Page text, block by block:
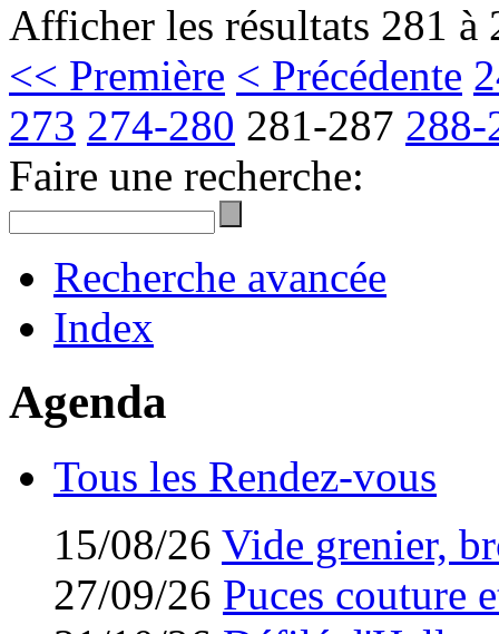
Afficher les résultats 281 à
<< Première < Précédente
273 274-280 281-287 288-
Faire une recherche:
Recherche avancée
Index
Agenda
Tous les Rendez-vous
15/08/26 Vide grenier,
27/09/26 Puces couture